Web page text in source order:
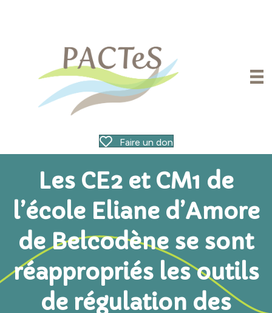
Faire un don
Les CE2 et CM1 de
l’école Eliane d’Amore
de Belcodène se sont
réappropriés les outils
de régulation des